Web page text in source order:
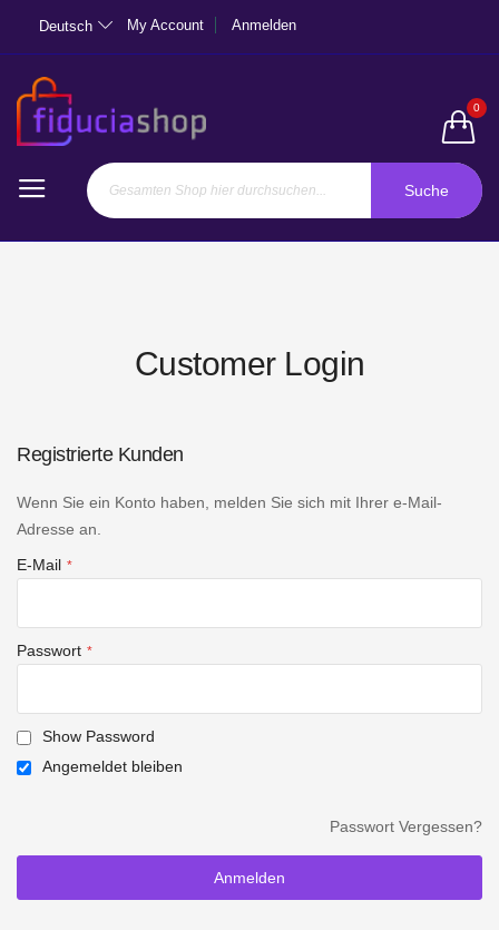
Deutsch My Account Anmelden
0
Suche
Customer Login
Registrierte Kunden
Wenn Sie ein Konto haben, melden Sie sich mit Ihrer e-Mail-
Adresse an.
E-Mail
Passwort
Show Password
Angemeldet bleiben
Anmelden
Passwort Vergessen?